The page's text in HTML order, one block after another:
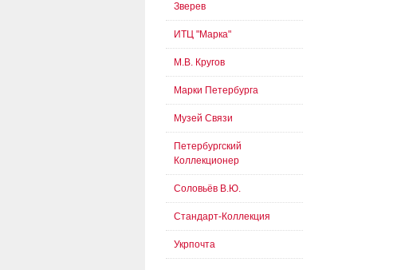
Зверев
ИТЦ "Марка"
М.В. Кругов
Марки Петербурга
Музей Связи
Петербургский
Коллекционер
Соловьёв В.Ю.
Стандарт-Коллекция
Укрпочта